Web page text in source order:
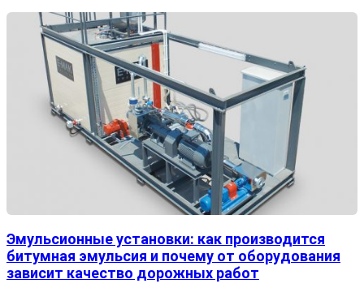
Эмульсионные установки: как производится
битумная эмульсия и почему от оборудования
зависит качество дорожных работ